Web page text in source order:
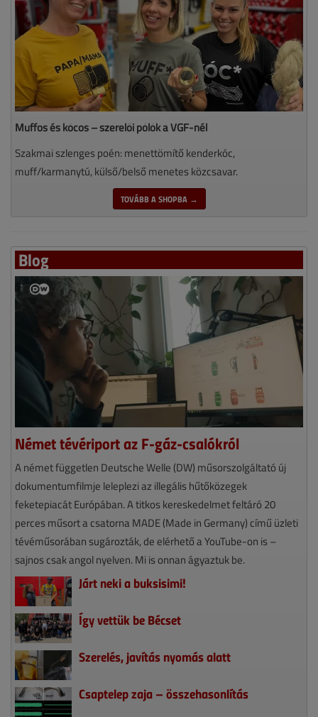
Muffos és kócos – szerelői pólók a VGF-nél
Szakmai szlenges poén: menettömítő kenderkóc,
muff/karmanytú, külső/belső menetes közcsavar.
TOVÁBB A SHOPBA →
Blog
Német tévériport az F-gáz-csalókról
A német független Deutsche Welle (DW) műsorszolgáltató új
dokumentumfilmje leleplezi az illegális hűtőközegek
feketepiacát Európában. A titkos kereskedelmet feltáró 20
perces műsort a csatorna MADE (Made in Germany) című üzleti
tévéműsorában sugározták, de elérhető a YouTube-on is –
sajnos csak angol nyelven. Mi is onnan ágyaztuk be.
Járt neki a buksisimi!
Így vettük be Bécset
Szerelés, javítás nyomás alatt
Csaptelep zaja – összehasonlítás